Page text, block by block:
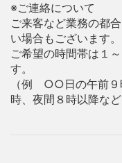
※ご連絡について
ご来客など業務の都
い場合もございます。
ご希望の時間帯は１
す。
（例 ○○日の午前９
時、夜間８時以降など